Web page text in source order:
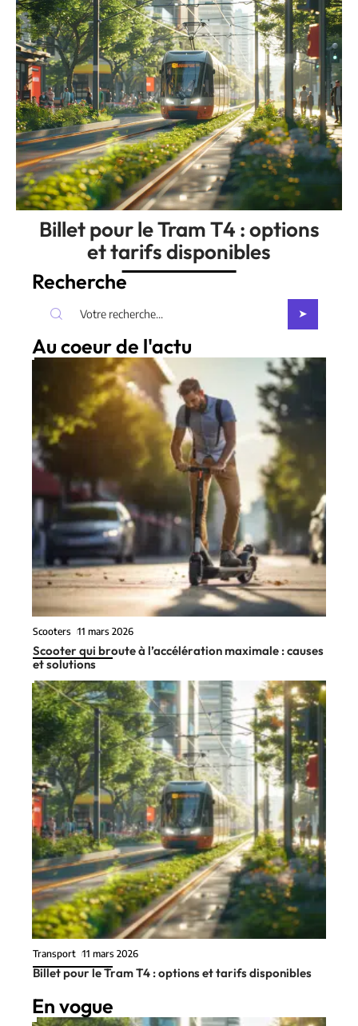
Billet pour le Tram T4 : options
et tarifs disponibles
Recherche
Au coeur de l'actu
Scooters 11 mars 2026
Scooter qui broute à l’accélération maximale : causes
et solutions
Transport 11 mars 2026
Billet pour le Tram T4 : options et tarifs disponibles
En vogue